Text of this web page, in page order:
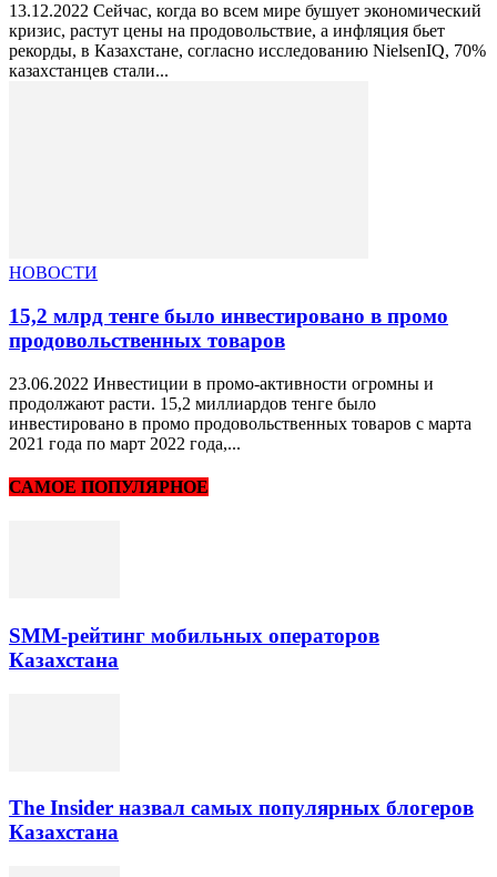
13.12.2022 Сейчас, когда во всем мире бушует экономический
кризис, растут цены на продовольствие, а инфляция бьет
рекорды, в Казахстане, согласно исследованию NielsenIQ, 70%
казахстанцев стали...
НОВОСТИ
15,2 млрд тенге было инвестировано в промо
продовольственных товаров
23.06.2022 Инвестиции в промо-активности огромны и
продолжают расти. 15,2 миллиардов тенге было
инвестировано в промо продовольственных товаров с марта
2021 года по март 2022 года,...
САМОЕ ПОПУЛЯРНОЕ
SMM-рейтинг мобильных операторов
Казахстана
The Insider назвал самых популярных блогеров
Казахстана